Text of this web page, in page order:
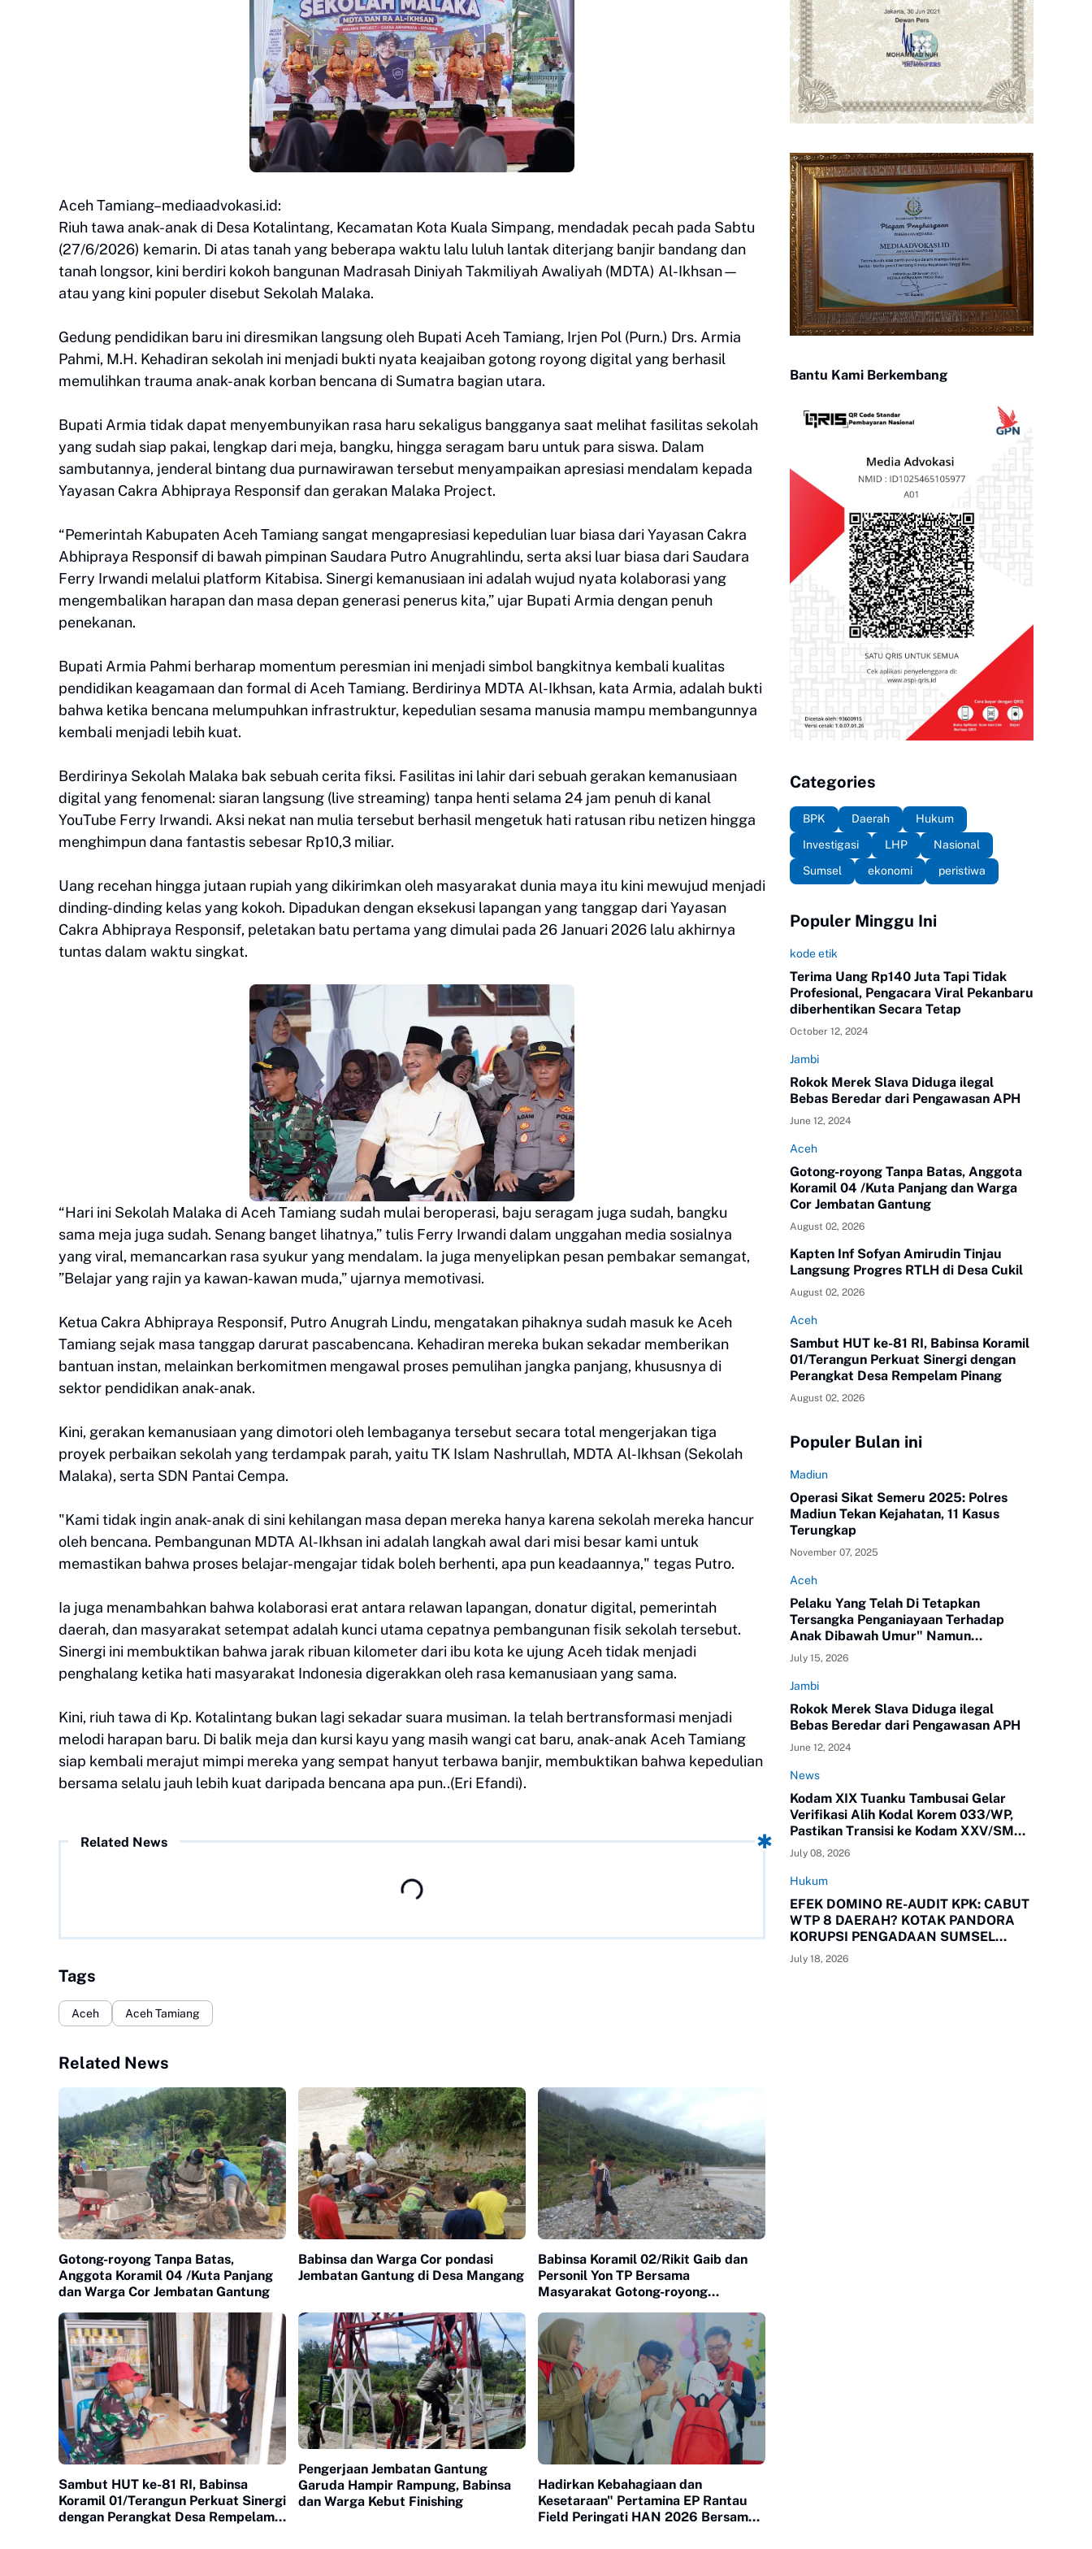
Aceh Tamiang–mediaadvokasi.id:
Riuh tawa anak-anak di Desa Kotalintang, Kecamatan Kota Kuala Simpang, mendadak pecah pada Sabtu
(27/6/2026) kemarin. Di atas tanah yang beberapa waktu lalu luluh lantak diterjang banjir bandang dan
tanah longsor, kini berdiri kokoh bangunan Madrasah Diniyah Takmiliyah Awaliyah (MDTA) Al-Ikhsan—
atau yang kini populer disebut Sekolah Malaka.
Gedung pendidikan baru ini diresmikan langsung oleh Bupati Aceh Tamiang, Irjen Pol (Purn.) Drs. Armia
Pahmi, M.H. Kehadiran sekolah ini menjadi bukti nyata keajaiban gotong royong digital yang berhasil
memulihkan trauma anak-anak korban bencana di Sumatra bagian utara.
Bupati Armia tidak dapat menyembunyikan rasa haru sekaligus bangganya saat melihat fasilitas sekolah
yang sudah siap pakai, lengkap dari meja, bangku, hingga seragam baru untuk para siswa. Dalam
sambutannya, jenderal bintang dua purnawirawan tersebut menyampaikan apresiasi mendalam kepada
Yayasan Cakra Abhipraya Responsif dan gerakan Malaka Project.
“Pemerintah Kabupaten Aceh Tamiang sangat mengapresiasi kepedulian luar biasa dari Yayasan Cakra
Abhipraya Responsif di bawah pimpinan Saudara Putro Anugrahlindu, serta aksi luar biasa dari Saudara
Ferry Irwandi melalui platform Kitabisa. Sinergi kemanusiaan ini adalah wujud nyata kolaborasi yang
mengembalikan harapan dan masa depan generasi penerus kita,” ujar Bupati Armia dengan penuh
penekanan.
Bupati Armia Pahmi berharap momentum peresmian ini menjadi simbol bangkitnya kembali kualitas
pendidikan keagamaan dan formal di Aceh Tamiang. Berdirinya MDTA Al-Ikhsan, kata Armia, adalah bukti
bahwa ketika bencana melumpuhkan infrastruktur, kepedulian sesama manusia mampu membangunnya
kembali menjadi lebih kuat.
Berdirinya Sekolah Malaka bak sebuah cerita fiksi. Fasilitas ini lahir dari sebuah gerakan kemanusiaan
digital yang fenomenal: siaran langsung (live streaming) tanpa henti selama 24 jam penuh di kanal
YouTube Ferry Irwandi. Aksi nekat nan mulia tersebut berhasil mengetuk hati ratusan ribu netizen hingga
menghimpun dana fantastis sebesar Rp10,3 miliar.
Uang recehan hingga jutaan rupiah yang dikirimkan oleh masyarakat dunia maya itu kini mewujud menjadi
dinding-dinding kelas yang kokoh. Dipadukan dengan eksekusi lapangan yang tanggap dari Yayasan
Cakra Abhipraya Responsif, peletakan batu pertama yang dimulai pada 26 Januari 2026 lalu akhirnya
tuntas dalam waktu singkat.
“Hari ini Sekolah Malaka di Aceh Tamiang sudah mulai beroperasi, baju seragam juga sudah, bangku
sama meja juga sudah. Senang banget lihatnya,” tulis Ferry Irwandi dalam unggahan media sosialnya
yang viral, memancarkan rasa syukur yang mendalam. Ia juga menyelipkan pesan pembakar semangat,
”Belajar yang rajin ya kawan-kawan muda,” ujarnya memotivasi.
Ketua Cakra Abhipraya Responsif, Putro Anugrah Lindu, mengatakan pihaknya sudah masuk ke Aceh
Tamiang sejak masa tanggap darurat pascabencana. Kehadiran mereka bukan sekadar memberikan
bantuan instan, melainkan berkomitmen mengawal proses pemulihan jangka panjang, khususnya di
sektor pendidikan anak-anak.
Kini, gerakan kemanusiaan yang dimotori oleh lembaganya tersebut secara total mengerjakan tiga
proyek perbaikan sekolah yang terdampak parah, yaitu TK Islam Nashrullah, MDTA Al-Ikhsan (Sekolah
Malaka), serta SDN Pantai Cempa.
"Kami tidak ingin anak-anak di sini kehilangan masa depan mereka hanya karena sekolah mereka hancur
oleh bencana. Pembangunan MDTA Al-Ikhsan ini adalah langkah awal dari misi besar kami untuk
memastikan bahwa proses belajar-mengajar tidak boleh berhenti, apa pun keadaannya," tegas Putro.
Ia juga menambahkan bahwa kolaborasi erat antara relawan lapangan, donatur digital, pemerintah
daerah, dan masyarakat setempat adalah kunci utama cepatnya pembangunan fisik sekolah tersebut.
Sinergi ini membuktikan bahwa jarak ribuan kilometer dari ibu kota ke ujung Aceh tidak menjadi
penghalang ketika hati masyarakat Indonesia digerakkan oleh rasa kemanusiaan yang sama.
Kini, riuh tawa di Kp. Kotalintang bukan lagi sekadar suara musiman. Ia telah bertransformasi menjadi
melodi harapan baru. Di balik meja dan kursi kayu yang masih wangi cat baru, anak-anak Aceh Tamiang
siap kembali merajut mimpi mereka yang sempat hanyut terbawa banjir, membuktikan bahwa kepedulian
bersama selalu jauh lebih kuat daripada bencana apa pun..(Eri Efandi).
Related News
Tags
Aceh Aceh Tamiang
Related News
Gotong-royong Tanpa Batas,
Anggota Koramil 04 /Kuta Panjang
dan Warga Cor Jembatan Gantung
Babinsa dan Warga Cor pondasi
Jembatan Gantung di Desa Mangang
Babinsa Koramil 02/Rikit Gaib dan
Personil Yon TP Bersama
Masyarakat Gotong-royong
Jembatan Gantung
Sambut HUT ke-81 RI, Babinsa
Koramil 01/Terangun Perkuat Sinergi
dengan Perangkat Desa Rempelam
Pengerjaan Jembatan Gantung
Garuda Hampir Rampung, Babinsa
dan Warga Kebut Finishing
Hadirkan Kebahagiaan dan
Kesetaraan" Pertamina EP Rantau
Field Peringati HAN 2026 Bersama
Bantu Kami Berkembang
Categories
BPK Daerah
Hukum
Investigasi
LHP
Nasional
Sumsel
ekonomi peristiwa
Populer Minggu Ini
kode etik
Terima Uang Rp140 Juta Tapi Tidak
Profesional, Pengacara Viral Pekanbaru
diberhentikan Secara Tetap
October 12, 2024
Jambi
Rokok Merek Slava Diduga ilegal
Bebas Beredar dari Pengawasan APH
June 12, 2024
Aceh
Gotong-royong Tanpa Batas, Anggota
Koramil 04 /Kuta Panjang dan Warga
Cor Jembatan Gantung
August 02, 2026
Kapten Inf Sofyan Amirudin Tinjau
Langsung Progres RTLH di Desa Cukil
August 02, 2026
Aceh
Sambut HUT ke-81 RI, Babinsa Koramil
01/Terangun Perkuat Sinergi dengan
Perangkat Desa Rempelam Pinang
August 02, 2026
Populer Bulan ini
Madiun
Operasi Sikat Semeru 2025: Polres
Madiun Tekan Kejahatan, 11 Kasus
Terungkap
November 07, 2025
Aceh
Pelaku Yang Telah Di Tetapkan
Tersangka Penganiayaan Terhadap
Anak Dibawah Umur" Namun
Melenggang Bebas Keluar Dari Polres
ATAM
July 15, 2026
Jambi
Rokok Merek Slava Diduga ilegal
Bebas Beredar dari Pengawasan APH
June 12, 2024
News
Kodam XIX Tuanku Tambusai Gelar
Verifikasi Alih Kodal Korem 033/WP,
Pastikan Transisi ke Kodam XXV/SMR
Berjalan Optimal
July 08, 2026
Hukum
EFEK DOMINO RE-AUDIT KPK: CABUT
WTP 8 DAERAH? KOTAK PANDORA
KORUPSI PENGADAAN SUMSEL
RESMI TERBUKA!
July 18, 2026